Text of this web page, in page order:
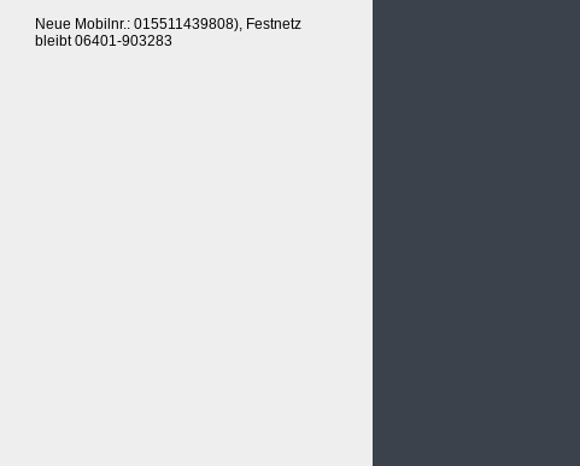
Neue Mobilnr.: 015511439808), Festnetz
bleibt 06401-903283